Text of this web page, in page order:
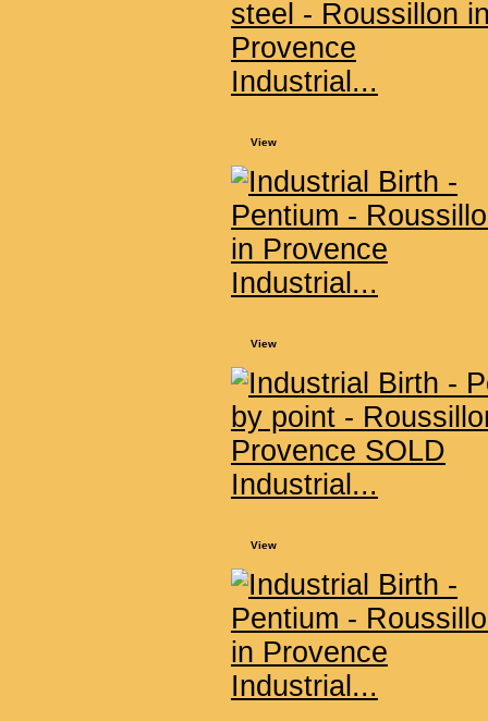
Industrial...
View
Industrial...
View
Industrial...
View
Industrial...